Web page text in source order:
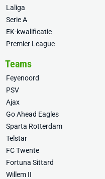
Laliga
Serie A
EK-kwalificatie
Premier League
Teams
Feyenoord
PSV
Ajax
Go Ahead Eagles
Sparta Rotterdam
Telstar
FC Twente
Fortuna Sittard
Willem II